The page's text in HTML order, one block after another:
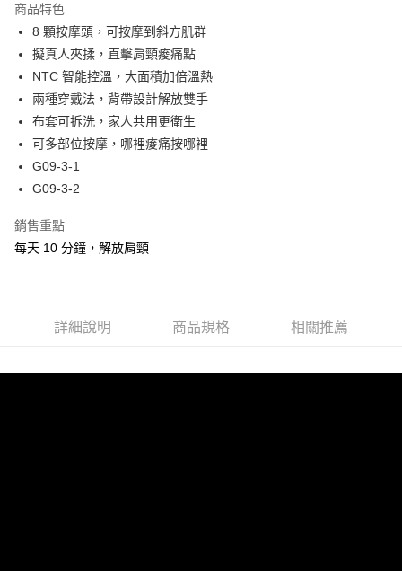
3.實際核准額度、可分期數及費用金額請依後續交易確認頁面所載為準。
4.訂單成立30分鐘內，如未前往確認交易或遇審核未通過，訂單將自動取
消。如遇「轉專審核」未通過狀況，表示未達大哥付你分期系統評分，恕無
法說明評估內容。
【繳款方式說明】
1.分期款項不併入電信帳單，「大哥付你分期」於每月結算日後寄送繳費提
2.透過簡訊連結打開帳單後，可選擇「超商條碼／台灣大直營門市／銀行轉
帳／街口支付／iPASS MONEY」等通路繳費。
1.本服務係由「台灣大哥大股份有限公司」（以下簡稱本公司）所提供，讓
買賣價金債權讓與本公司後，依約使用本公司帳單繳交帳款。
2.基於同意付款使用「大哥付你分期」之契約關係目的，商店將以您的個人
資料（包含姓名、電話或地址）提供予台灣大哥大進項蒐集、處理及利用，
運送方式
7-11取貨(快速到店)
每筆NT$100，滿NT$1,000(含以上)免運費
每筆NT$80，滿NT$490(含以上)免運費
離島郵局
每筆NT$100，滿NT$1,500(含以上)免運費
付款後門市自取
免運費
商品特色
8 顆按摩頭，可按摩到斜方肌群
擬真人夾揉，直擊肩頸痠痛點
NTC 智能控溫，大面積加倍溫熱
兩種穿戴法，背帶設計解放雙手
布套可拆洗，家人共用更衛生
可多部位按摩，哪裡痠痛按哪裡
G09-3-1
G09-3-2
銷售重點
每天 10 分鐘，解放肩頸
詳細說明 商品規格 相關推薦